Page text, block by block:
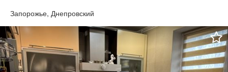
засклен, МПЗ Вікна МПЗ Всі комунікації- нові, Паркет та двері з
натурального дерева- ясінь. В квартирі залишаються вбудована
дерев'яна кухня, спальня, шафи- купе, дивани, кондиціонери,
посудомийна машина. Місцерозташування зручне, поруч уся
інфраструктура, магазини, маркети, транспортна розв'язку в усі
сторони міста. Телефонуйте, гарна пропозиція для придбання.
Торг доречний.
Запорожье, Днепровский